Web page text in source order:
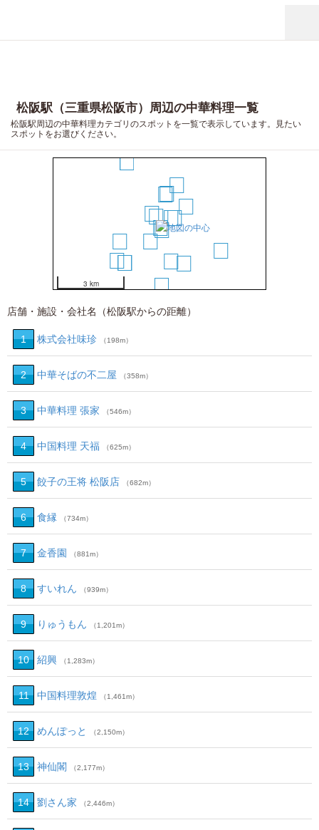
松阪駅（三重県松阪市）周辺の中華料理一覧
松阪駅周辺の中華料理カテゴリのスポットを一覧で表示しています。見たい
スポットをお選びください。
1
2
46
10
11
17
20
3 km
店舗・施設・会社名（松阪駅からの距離）
1 株式会社味珍 （198m）
2 中華そばの不二屋 （358m）
3 中華料理 張家 （546m）
4 中国料理 天福 （625m）
5 餃子の王将 松阪店 （682m）
6 食縁 （734m）
7 金香園 （881m）
8 すいれん （939m）
9 りゅうもん （1,201m）
10 紹興 （1,283m）
11 中国料理敦煌 （1,461m）
12 めんぽっと （2,150m）
13 神仙閣 （2,177m）
14 劉さん家 （2,446m）